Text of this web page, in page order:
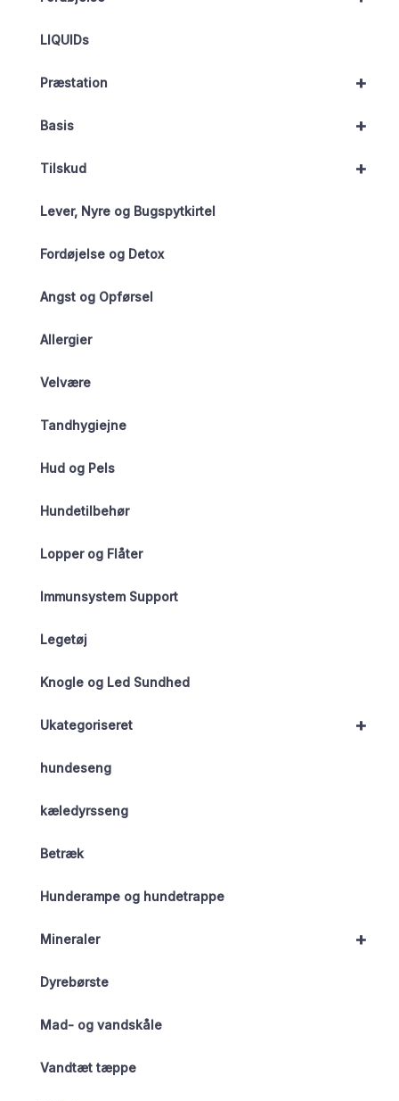
LIQUIDs
+
Præstation
+
Basis
+
Tilskud
Lever, Nyre og Bugspytkirtel
Fordøjelse og Detox
Angst og Opførsel
Allergier
Velvære
Tandhygiejne
Hud og Pels
Hundetilbehør
Lopper og Flåter
Immunsystem Support
Legetøj
Knogle og Led Sundhed
+
Ukategoriseret
hundeseng
kæledyrsseng
Betræk
Hunderampe og hundetrappe
+
Mineraler
Dyrebørste
Mad- og vandskåle
Vandtæt tæppe